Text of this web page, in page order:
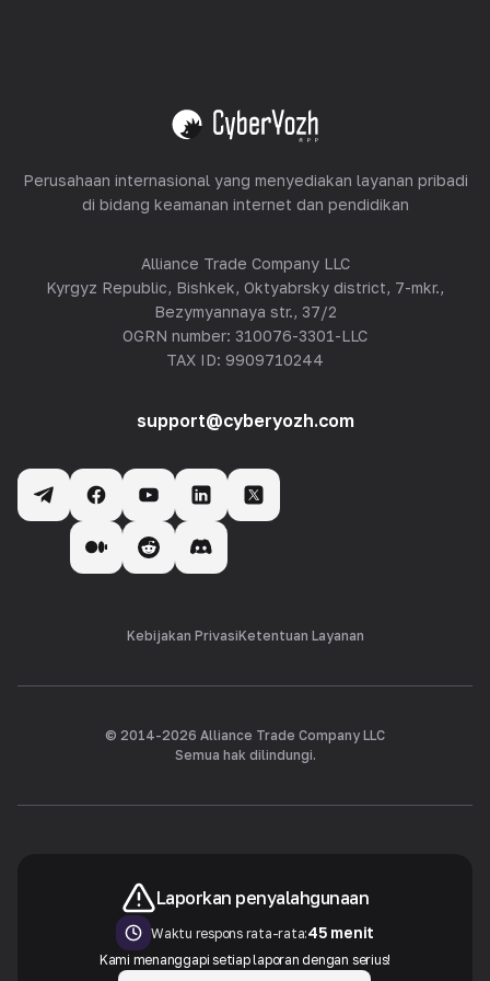
Lihat semua
Perusahaan internasional yang menyediakan layanan pribadi
di bidang keamanan internet dan pendidikan
Alliance Trade Company LLC
Kyrgyz Republic, Bishkek, Oktyabrsky district, 7-mkr.,
Bezymyannaya str., 37/2
OGRN number: 310076-3301-LLC
TAX ID: 9909710244
support@cyberyozh.com
Kebijakan PrivasiKetentuan Layanan
© 2014-2026 Alliance Trade Company LLC
Semua hak dilindungi.
Laporkan penyalahgunaan
Waktu respons rata-rata:45 menit
Kami menanggapi setiap laporan dengan serius!